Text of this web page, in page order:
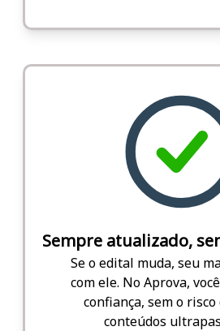
Sempre atualizado,
Se o edital muda, seu
com ele. No Aprova,
confiança, sem o
conteúdos